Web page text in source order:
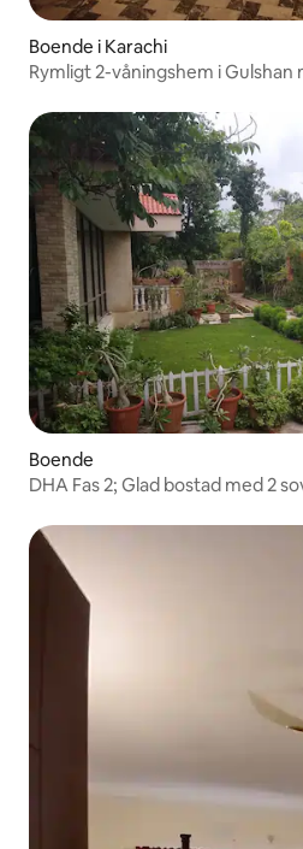
Boende i Karachi
Rymligt 2-våningshem i Gulshan
Boende
DHA Fas 2; Glad bostad med 2